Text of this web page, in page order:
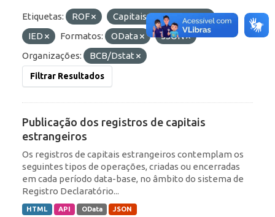
Etiquetas: ROF
Capitais Estrangeiros
IED
Formatos: OData
JSON
Organizações:
BCB/Dstat
Filtrar Resultados
Publicação dos registros de capitais
estrangeiros
Os registros de capitais estrangeiros contemplam os
seguintes tipos de operações, criadas ou encerradas
em cada período data-base, no âmbito do sistema de
Registro Declaratório...
HTML API OData JSON